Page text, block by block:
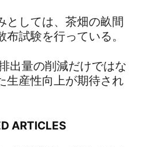
しては、茶畑の畝間
試験を行っている。
出量の削減だけではな
生産性向上が期待され
ARTICLES